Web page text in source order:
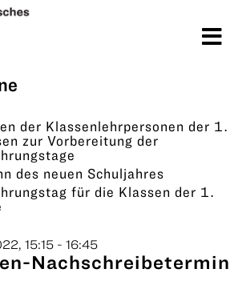
der Klassenlehrpersonen der 1.
zur Vorbereitung der
des neuen Schuljahres
für die Klassen der 1.
15:15 - 16:45
Nachschreibetermin